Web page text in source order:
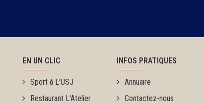
EN UN CLIC
Sport à L'USJ
Restaurant L'Atelier
INFOS PRATIQUES
Annuaire
Contactez-nous